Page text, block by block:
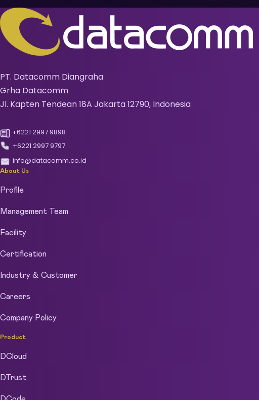
PT. Datacomm Diangraha
Grha Datacomm
Jl. Kapten Tendean 18A Jakarta 12790, Indonesia
+6221 2997 9898
+6221 2997 9797
info@datacomm.co.id
About Us
Profile
Management Team
Facility
Certification
Industry & Customer
Careers
Company Policy
Product
DCloud
DTrust